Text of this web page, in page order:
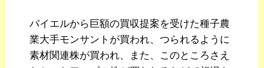
バイエルから巨額の買収提案を受けた種子農
業大手モンサントが買われ、つられるように
素材関連株が買われ、また、このところさえ